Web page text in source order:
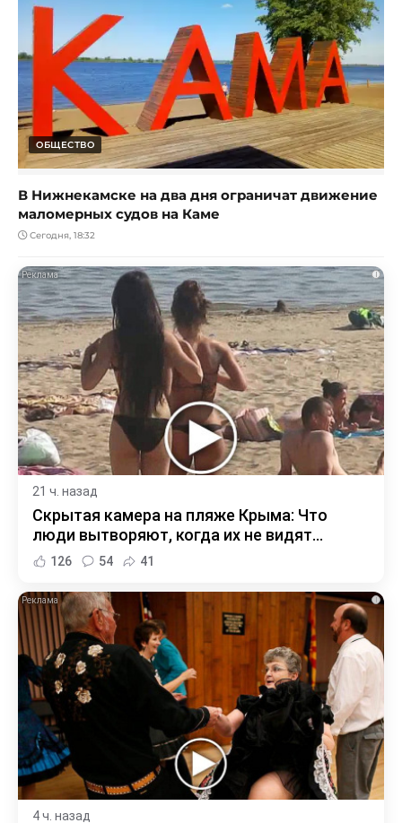
ОБЩЕСТВО
В Нижнекамске на два дня ограничат движение
маломерных судов на Каме
Сегодня, 18:32
i
21 ч. назад
Скрытая камера на пляже Крыма: Что
люди вытворяют, когда их не видят...
126 54 41
i
4 ч. назад